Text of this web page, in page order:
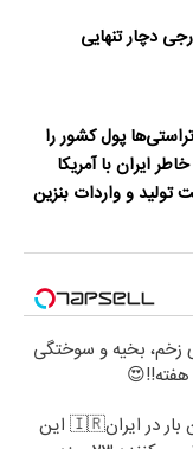
دچار تنهایی
۱۲ روزه تراستی‌ها پول کشور را
ایران با آمریکا
تولید و واردات بنزین
محاصره را داریم
زخم، بخیه و سوختگی
برای اولین بار در ایران🇮🇷 این